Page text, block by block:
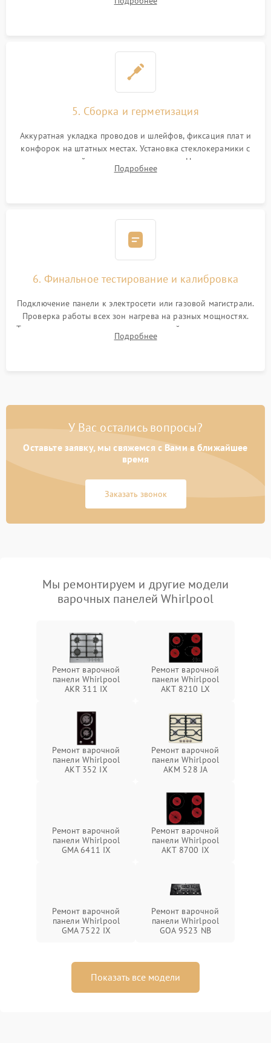
дорожек. Очистка контактов и замена поврежденной
5. Сборка и герметизация
Аккуратная укладка проводов и шлейфов, фиксация плат и
конфорок на штатных местах. Установка стеклокерамики с
проверкой равномерности зазоров. Нанесение
термостойкого герметика или укладка уплотнительной
Подробнее
6. Финальное тестирование и калибровка
Подключение панели к электросети или газовой магистрали.
Проверка работы всех зон нагрева на разных мощностях.
Тестирование сенсорного управления, таймера, индикаторов
остаточного тепла и систем защиты от перегрева.
Подробнее
У Вас остались вопросы?
Оставьте заявку, мы свяжемся с Вами в ближайшее
время
Заказать звонок
Мы ремонтируем и другие модели
варочных панелей Whirlpool
Ремонт варочной
панели Whirlpool
AKR 311 IX
Ремонт варочной
панели Whirlpool
AKT 8210 LX
Ремонт варочной
панели Whirlpool
AKT 352 IX
Ремонт варочной
панели Whirlpool
AKM 528 JA
Ремонт варочной
панели Whirlpool
GMA 6411 IX
Ремонт варочной
панели Whirlpool
AKT 8700 IX
Ремонт варочной
панели Whirlpool
GMA 7522 IX
Ремонт варочной
панели Whirlpool
GOA 9523 NB
Показать все модели